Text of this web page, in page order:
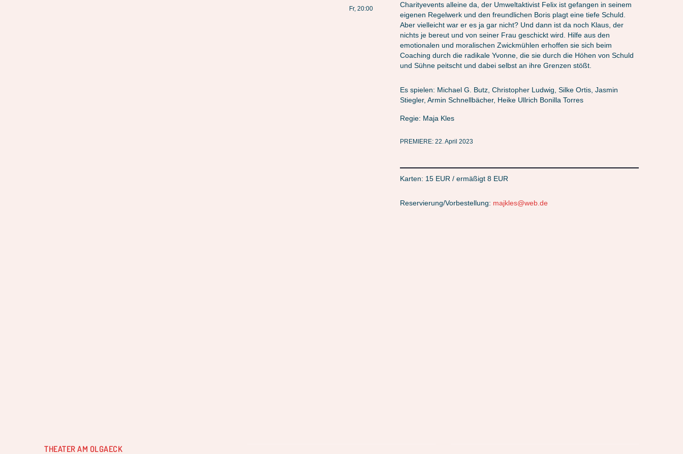
Fr, 20:00
Charityevents alleine da, der Umweltaktivist Felix ist gefangen in seinem
eigenen Regelwerk und den freundlichen Boris plagt eine tiefe Schuld.
Aber vielleicht war er es ja gar nicht? Und dann ist da noch Klaus, der
nichts je bereut und von seiner Frau geschickt wird. Hilfe aus den
emotionalen und moralischen Zwickmühlen erhoffen sie sich beim
Coaching durch die radikale Yvonne, die sie durch die Höhen von Schuld
und Sühne peitscht und dabei selbst an ihre Grenzen stößt.
Es spielen: Michael G. Butz, Christopher Ludwig, Silke Ortis, Jasmin
Stiegler, Armin Schnellbächer, Heike Ullrich Bonilla Torres
Regie: Maja Kles
PREMIERE: 22. April 2023
Karten: 15 EUR / ermäßigt 8 EUR
Reservierung/Vorbestellung: majkles@web.de
THEATER AM OLGAECK